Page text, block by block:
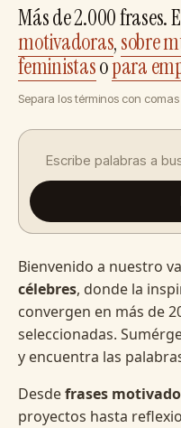
Más de 2.000
motivadoras,sobre
feministasopara
Separa los términos con
Bienvenido a nuestro
célebres, donde la
convergen en más de
seleccionadas.
y encuentra las
Desdefrases
proyectos hasta